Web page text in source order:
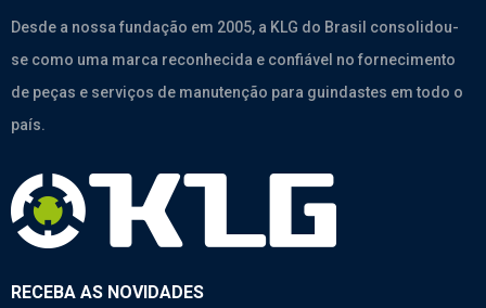
Desde a nossa fundação em 2005, a KLG do Brasil consolidou-
se como uma marca reconhecida e confiável no fornecimento
de peças e serviços de manutenção para guindastes em todo o
país.
RECEBA AS NOVIDADES